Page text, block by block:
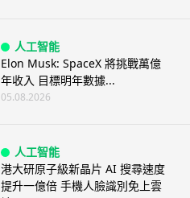
人工智能
Elon Musk: SpaceX 將挑戰萬億
年收入 目標明年數據...
05.08.2026
人工智能
港大研原子級新晶片 AI 搜尋速度
提升一億倍 手機人臉識別免上雲